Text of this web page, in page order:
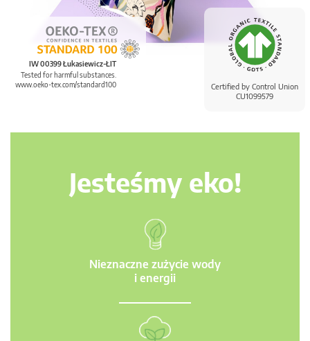
Certified by Control Union
CU1099579
IW 00399 Łukasiewicz-ŁIT
Tested for harmful substances.
www.oeko-tex.com/standard100
Jesteśmy eko!
Nieznaczne zużycie wody
i energii